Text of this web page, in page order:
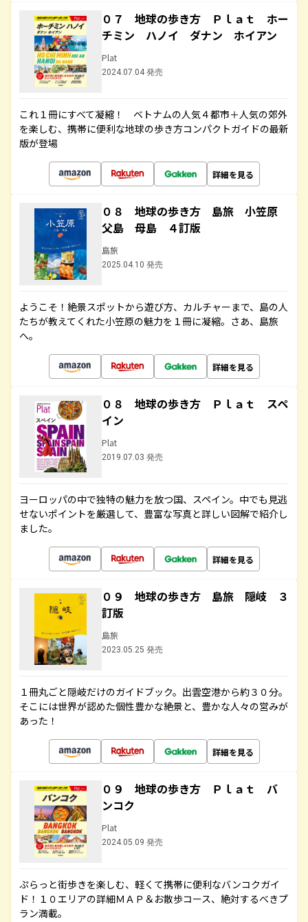
０７ 地球の歩き方 Ｐｌａｔ ホー
チミン ハノイ ダナン ホイアン
Plat
2024.07.04 発売
これ１冊にすべて凝縮！ ベトナムの人気４都市＋人気の郊外
を楽しむ、携帯に便利な地球の歩き方コンパクトガイドの最新
版が登場
詳細を見る
０８ 地球の歩き方 島旅 小笠原
父島 母島 ４訂版
島旅
2025.04.10 発売
ようこそ！絶景スポットから遊び方、カルチャーまで、島の人
たちが教えてくれた小笠原の魅力を１冊に凝縮。さあ、島旅
へ。
詳細を見る
０８ 地球の歩き方 Ｐｌａｔ スペ
イン
Plat
2019.07.03 発売
ヨーロッパの中で独特の魅力を放つ国、スペイン。中でも見逃
せないポイントを厳選して、豊富な写真と詳しい図解で紹介し
ました。
詳細を見る
０９ 地球の歩き方 島旅 隠岐 ３
訂版
島旅
2023.05.25 発売
１冊丸ごと隠岐だけのガイドブック。出雲空港から約３０分。
そこには世界が認めた個性豊かな絶景と、豊かな人々の営みが
あった！
詳細を見る
０９ 地球の歩き方 Ｐｌａｔ バ
ンコク
Plat
2024.05.09 発売
ぷらっと街歩きを楽しむ、軽くて携帯に便利なバンコクガイ
ド！１０エリアの詳細ＭＡＰ＆お散歩コース、絶対するべきプ
ラン満載。